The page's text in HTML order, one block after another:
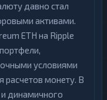
давно стал
активами.
ETH на Ripple
условиями
расчетов монету. В
и динамичного